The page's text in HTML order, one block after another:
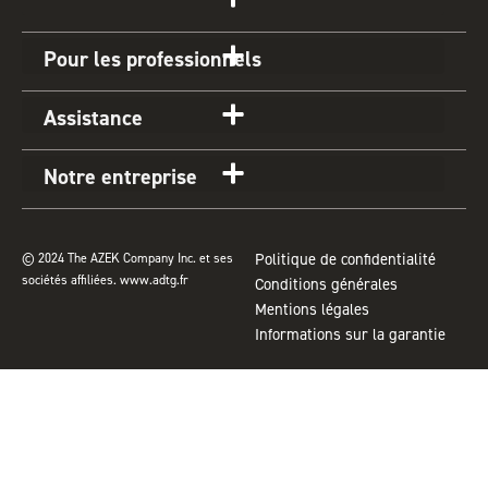
a
g
r
a
m
b
o
o
e
r
e
s
t
u
e
z
Pour les professionnels
Assistance
Notre entreprise
© 2024 The AZEK Company Inc. et ses
sociétés affiliées. www.adtg.fr
Politique de confidentialité
Conditions générales
Mentions légales
Informations sur la garantie